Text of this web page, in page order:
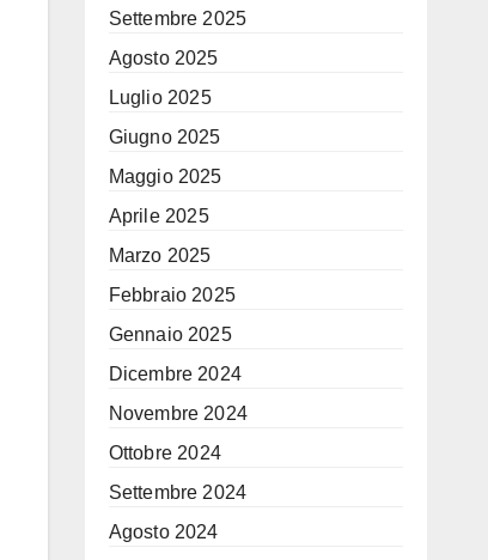
Settembre 2025
Agosto 2025
Luglio 2025
Giugno 2025
Maggio 2025
Aprile 2025
Marzo 2025
Febbraio 2025
Gennaio 2025
Dicembre 2024
Novembre 2024
Ottobre 2024
Settembre 2024
Agosto 2024